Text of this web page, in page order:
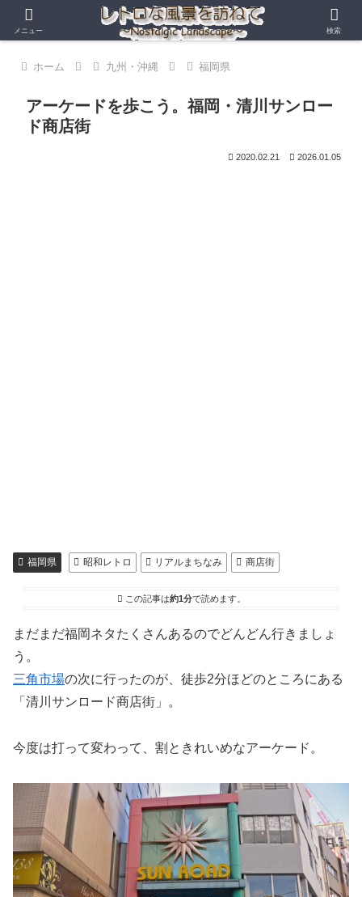
ホーム 九州・沖縄 福岡県
アーケードを歩こう。福岡・清川サンロー
ド商店街
2020.02.21 2026.01.05
福岡県 昭和レトロ リアルまちなみ 商店街
この記事は約1分で読めます。
まだまだ福岡ネタたくさんあるのでどんどん行きましょ
う。
三角市場の次に行ったのが、徒歩2分ほどのところにある
「清川サンロード商店街」。
今度は打って変わって、割ときれいめなアーケード。
メニュー 検索